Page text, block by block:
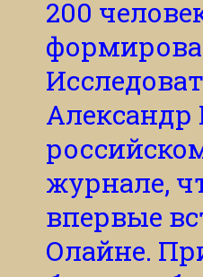
200
Александр
журнале,
впервые
Олайне.